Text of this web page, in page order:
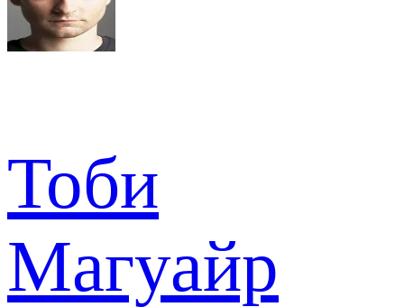
Тоби
Магуайр